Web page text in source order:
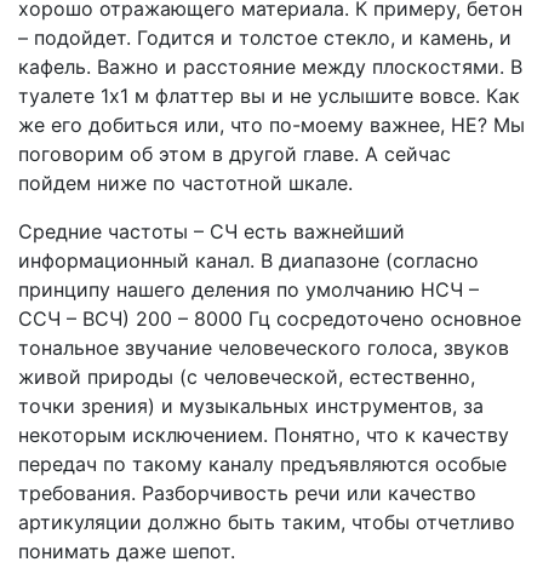
хорошо отражающего материала. К примеру, бетон
– подойдет. Годится и толстое стекло, и камень, и
кафель. Важно и расстояние между плоскостями. В
туалете 1х1 м флаттер вы и не услышите вовсе. Как
же его добиться или, что по-моему важнее, НЕ? Мы
поговорим об этом в другой главе. А сейчас
пойдем ниже по частотной шкале.
Средние частоты – СЧ есть важнейший
информационный канал. В диапазоне (согласно
принципу нашего деления по умолчанию НСЧ –
ССЧ – ВСЧ) 200 – 8000 Гц сосредоточено основное
тональное звучание человеческого голоса, звуков
живой природы (с человеческой, естественно,
точки зрения) и музыкальных инструментов, за
некоторым исключением. Понятно, что к качеству
передач по такому каналу предъявляются особые
требования. Разборчивость речи или качество
артикуляции должно быть таким, чтобы отчетливо
понимать даже шепот.